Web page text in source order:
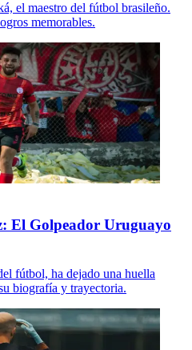
el maestro del fútbol brasileño.
memorables.
El Golpeador Uruguayo
fútbol, ha dejado una huella
biografía y trayectoria.